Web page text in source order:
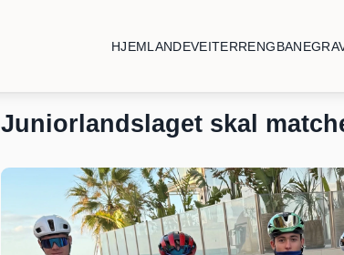
HJEMLANDEVEITERRENGBANE
Juniorlandslaget skal